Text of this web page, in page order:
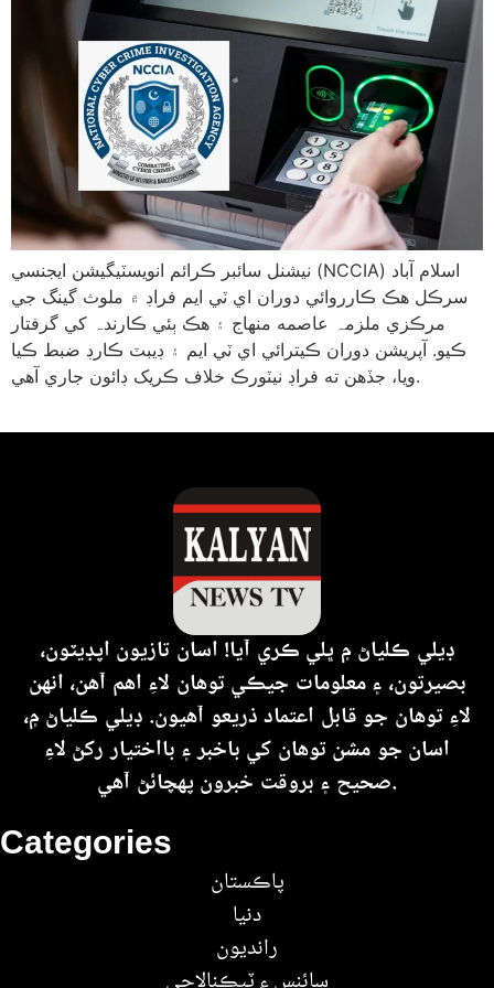
نيشنل سائبر ڪرائم انويسٽيگيشن ايجنسي (NCCIA) اسلام آباد
سرڪل هڪ ڪارروائي دوران اي ٽي ايم فراڊ ۾ ملوث گينگ جي
مرڪزي ملزمہ عاصمه منھاج ۽ هڪ ٻئي ڪارندہ کي گرفتار
ڪيو. آپريشن دوران ڪيترائي اي ٽي ايم ۽ ڊيبٽ ڪارڊ ضبط ڪيا
ويا، جڏهن ته فراڊ نيٽورڪ خلاف ڪریک ڊائون جاري آهي.
Categories
پاڪستان
دنيا
رانديون
ڊيلي ڪلياڻ ۾ ڀلي ڪري آيا! اسان تازيون اپڊيٽون،
بصيرتون، ۽ معلومات جيڪي توهان لاءِ اهم آهن، انهن
لاءِ توهان جو قابل اعتماد ذريعو آهيون. ڊيلي ڪلياڻ ۾،
اسان جو مشن توهان کي باخبر ۽ بااختيار رکڻ لاءِ
صحيح ۽ بروقت خبرون پهچائڻ آهي.